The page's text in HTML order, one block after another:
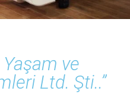
ve
Ltd. Şti..”